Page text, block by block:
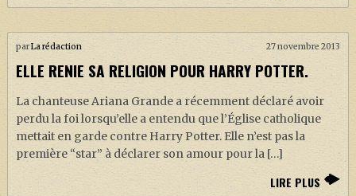
parLa rédaction 27 novembre 2013
ELLE RENIE SA RELIGION POUR HARRY POTTER.
La chanteuse Ariana Grande a récemment déclaré avoir
perdu la foi lorsqu’elle a entendu que l’Église catholique
mettait en garde contre Harry Potter. Elle n’est pas la
première “star” à déclarer son amour pour la […]
LIRE PLUS